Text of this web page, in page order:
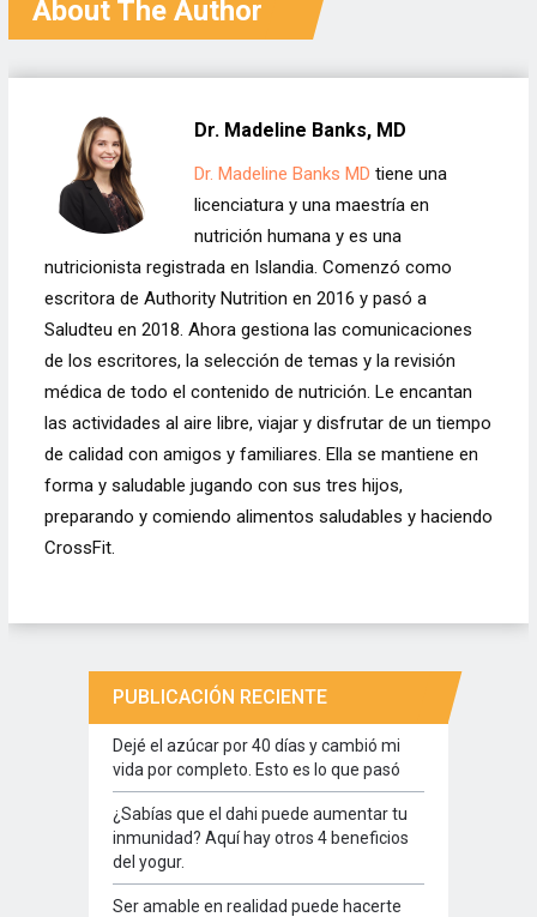
About The Author
Dr. Madeline Banks, MD
Dr. Madeline Banks MD tiene una
licenciatura y una maestría en
nutrición humana y es una
nutricionista registrada en Islandia. Comenzó como
escritora de Authority Nutrition en 2016 y pasó a
Saludteu en 2018. Ahora gestiona las comunicaciones
de los escritores, la selección de temas y la revisión
médica de todo el contenido de nutrición. Le encantan
las actividades al aire libre, viajar y disfrutar de un tiempo
de calidad con amigos y familiares. Ella se mantiene en
forma y saludable jugando con sus tres hijos,
preparando y comiendo alimentos saludables y haciendo
CrossFit.
PUBLICACIÓN RECIENTE
Dejé el azúcar por 40 días y cambió mi
vida por completo. Esto es lo que pasó
¿Sabías que el dahi puede aumentar tu
inmunidad? Aquí hay otros 4 beneficios
del yogur.
Ser amable en realidad puede hacerte